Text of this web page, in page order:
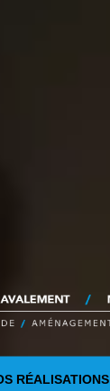
RÉALISATIONS